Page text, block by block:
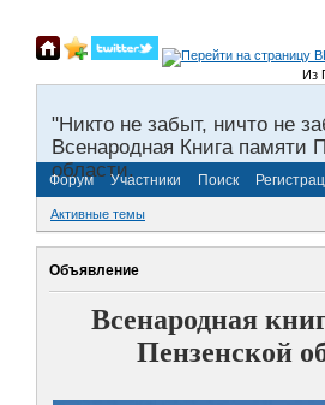
Из
"Никто не забыт, ничто не
Всенародная Книга памяти
области.
Форум Участники Поиск
Активные темы
Объявление
Всенародная
Пензенской